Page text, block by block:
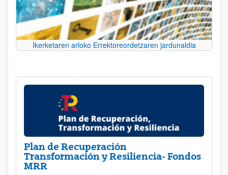
Ikerketaren arloko Errektoreordetzaren jardunaldia
Plan de Recuperación
Transformación y Resiliencia- Fondos
MRR